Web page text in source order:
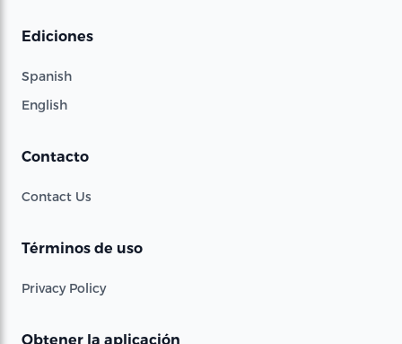
Ediciones
Spanish
English
Contacto
Contact Us
Términos de uso
Privacy Policy
Obtener la aplicación